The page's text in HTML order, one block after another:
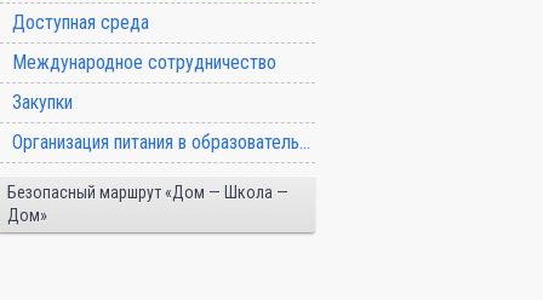
Доступная среда
Международное сотрудничество
Закупки
Организация питания в образовательной организации
Безопасный маршрут «Дом — Школа —
Дом»